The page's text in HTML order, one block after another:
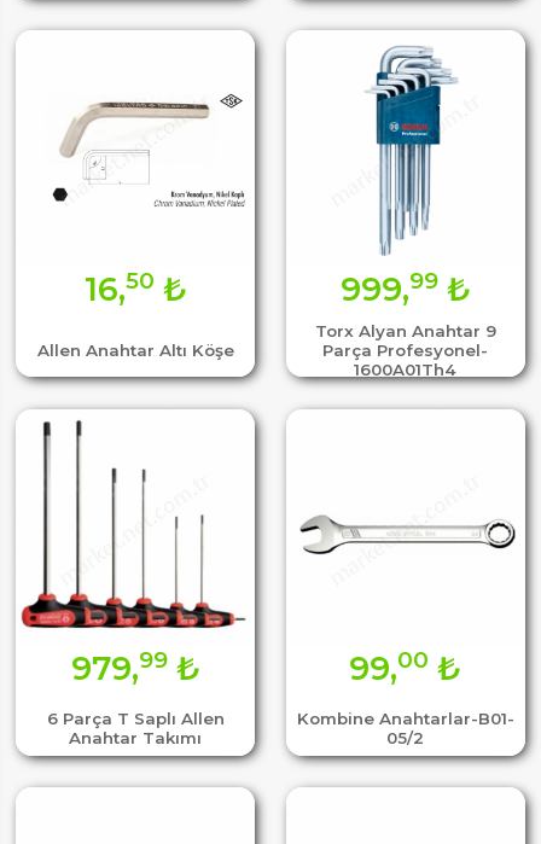
Allen Anahtar Altı Köşe
16,50 ₺
Torx Alyan Anahtar 9
Parça Profesyonel-
1600A01Th4
999,99₺
6 Parça T Saplı Allen
Anahtar Takımı
979,99₺
Kombine Anahtarlar-B01-
05/2
99,00 ₺